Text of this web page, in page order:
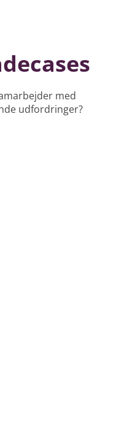
med
udfordringer?